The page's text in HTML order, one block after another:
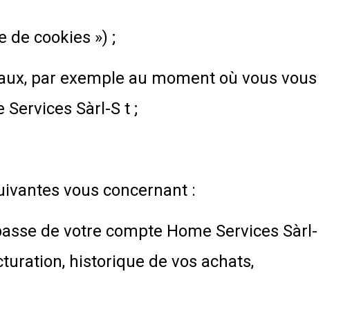
de cookies ») ;
par exemple au moment où vous vous
Sàrl-S t ;
vous concernant :
de votre compte Home Services Sàrl-
historique de vos achats,